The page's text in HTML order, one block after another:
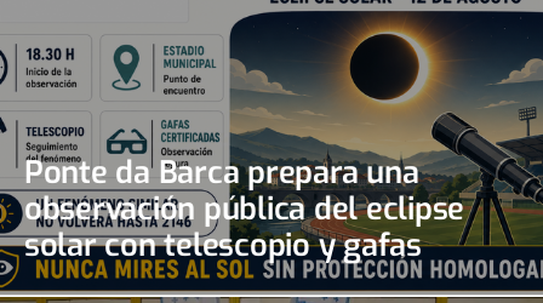
Ponte da Barca prepara una
observación pública del eclipse
solar con telescopio y gafas
certificadas